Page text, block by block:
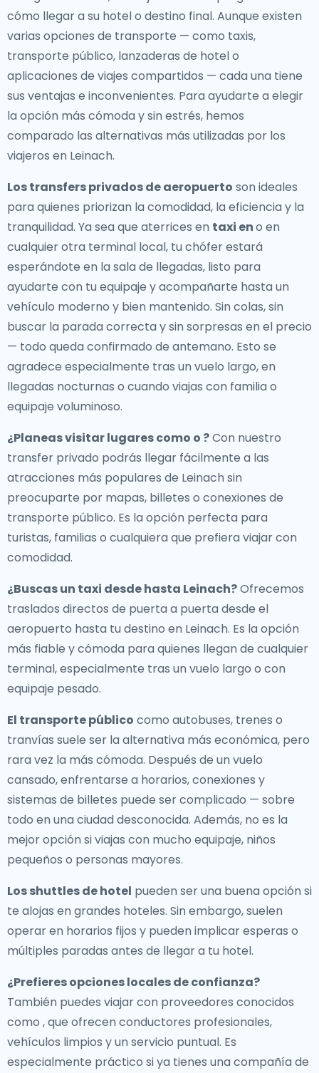
cómo llegar a su hotel o destino final. Aunque existen
varias opciones de transporte — como taxis,
transporte público, lanzaderas de hotel o
aplicaciones de viajes compartidos — cada una tiene
sus ventajas e inconvenientes. Para ayudarte a elegir
la opción más cómoda y sin estrés, hemos
comparado las alternativas más utilizadas por los
viajeros en Leinach.
Los transfers privados de aeropuerto son ideales
para quienes priorizan la comodidad, la eficiencia y la
tranquilidad. Ya sea que aterrices en taxi eno en
cualquier otra terminal local, tu chófer estará
esperándote en la sala de llegadas, listo para
ayudarte con tu equipaje y acompañarte hasta un
vehículo moderno y bien mantenido. Sin colas, sin
buscar la parada correcta y sin sorpresas en el precio
— todo queda confirmado de antemano. Esto se
agradece especialmente tras un vuelo largo, en
llegadas nocturnas o cuando viajas con familia o
equipaje voluminoso.
¿Planeas visitar lugares como o ?Con nuestro
transfer privado podrás llegar fácilmente a las
atracciones más populares de Leinach sin
preocuparte por mapas, billetes o conexiones de
transporte público. Es la opción perfecta para
turistas, familias o cualquiera que prefiera viajar con
comodidad.
¿Buscas un taxi desde hasta Leinach?Ofrecemos
traslados directos de puerta a puerta desde el
aeropuerto hasta tu destino en Leinach. Es la opción
más fiable y cómoda para quienes llegan de cualquier
terminal, especialmente tras un vuelo largo o con
equipaje pesado.
El transporte público como autobuses, trenes o
tranvías suele ser la alternativa más económica, pero
rara vez la más cómoda. Después de un vuelo
cansado, enfrentarse a horarios, conexiones y
sistemas de billetes puede ser complicado — sobre
todo en una ciudad desconocida. Además, no es la
mejor opción si viajas con mucho equipaje, niños
pequeños o personas mayores.
Los shuttles de hotel pueden ser una buena opción si
te alojas en grandes hoteles. Sin embargo, suelen
operar en horarios fijos y pueden implicar esperas o
múltiples paradas antes de llegar a tu hotel.
¿Prefieres opciones locales de confianza?
También puedes viajar con proveedores conocidos
como , que ofrecen conductores profesionales,
vehículos limpios y un servicio puntual. Es
especialmente práctico si ya tienes una compañía de